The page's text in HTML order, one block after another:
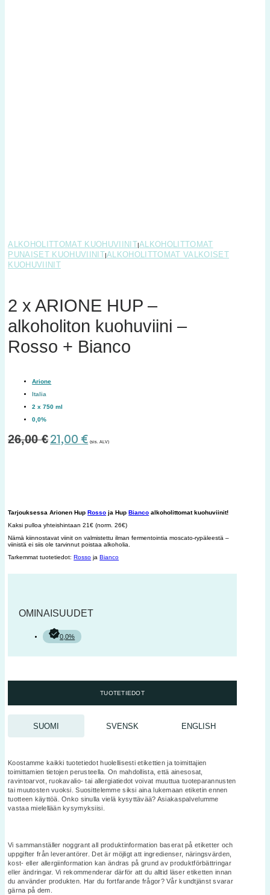
ALKOHOLITTOMAT KUOHUVIINIT|ALKOHOLITTOMAT
PUNAISET KUOHUVIINIT|ALKOHOLITTOMAT VALKOISET
KUOHUVIINIT
2 x ARIONE HUP –
alkoholiton kuohuviini –
Rosso + Bianco
Arione
Italia
2 x 750 ml
0,0%
26,00€Alkuperäinen
21,00 €Nykyinen
(sis. ALV)
Tarjouksessa Arionen HupRosso ja HupBianco alkoholittomat kuohuviinit!
Kaksi pulloa yhteishintaan 21€ (norm. 26€)
Nämä kiinnostavat viinit on valmistettu ilman fermentointia moscato-rypäleestä –
viinistä ei siis ole tarvinnut poistaa alkoholia.
Tarkemmat tuotetiedot:Rosso jaBianco
OMINAISUUDET
0,0%
TUOTETIEDOT
SUOMI SVENSK ENGLISH
Koostamme kaikki tuotetiedot huolellisesti etikettien ja toimittajien
toimittamien tietojen perusteella. On mahdollista, että ainesosat,
ravintoarvot, ruokavalio- tai allergiatiedot voivat muuttua tuoteparannusten
tai muutosten vuoksi. Suosittelemme siksi aina lukemaan etiketin ennen
tuotteen käyttöä. Onko sinulla vielä kysyttävää? Asiakaspalvelumme
vastaa mielellään kysymyksiisi.
Vi sammanställer noggrant all produktinformation baserat på etiketter och
uppgifter från leverantörer. Det är möjligt att ingredienser, näringsvärden,
kost- eller allergiinformation kan ändras på grund av produktförbättringar
eller ändringar. Vi rekommenderar därför att du alltid läser etiketten innan
du använder produkten. Har du fortfarande frågor? Vår kundtjänst svarar
gärna på dem.